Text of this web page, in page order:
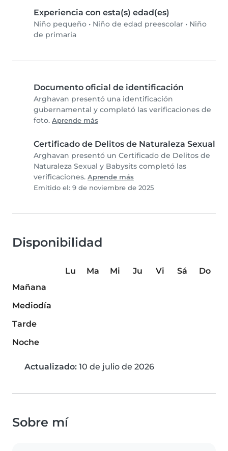
Experiencia con esta(s) edad(es)
Niño pequeño • Niño de edad preescolar • Niño
de primaria
Documento oficial de identificación
Arghavan presentó una identificación
gubernamental y completó las verificaciones de
foto. Aprende más
Certificado de Delitos de Naturaleza Sexual
Arghavan presentó un Certificado de Delitos de
Naturaleza Sexual y Babysits completó las
verificaciones. Aprende más
Emitido el: 9 de noviembre de 2025
Disponibilidad
Lu Ma Mi Ju Vi Sá
Do
Mañana
Mediodía
Tarde
Noche
Actualizado: 10 de julio de 2026
Sobre mí